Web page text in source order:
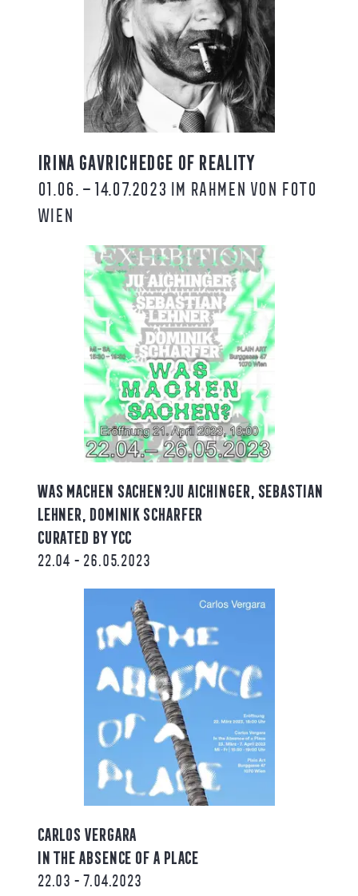
IRINA GAVRICHEDGE OF REALITY
01.06. – 14.07.2023 IM RAHMEN VON FOTO
WIEN
WAS MACHEN SACHEN?JU AICHINGER, SEBASTIAN
LEHNER, DOMINIK SCHARFER
CURATED BY YCC
22.04 - 26.05.2023
CARLOS VERGARA
IN THE ABSENCE OF A PLACE
22.03 - 7.04.2023